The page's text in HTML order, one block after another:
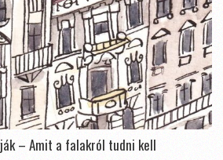
– Amit a falakról tudni kell